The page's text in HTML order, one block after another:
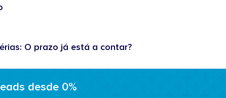
O prazo já está a contar?
desde 0%